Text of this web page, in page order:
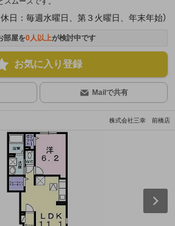
日：毎週水曜日、第３火曜日、年末年始）
部屋を0人以上が検討中です
お気に入り登録
Mailで共有
株式会社三幸 前橋店